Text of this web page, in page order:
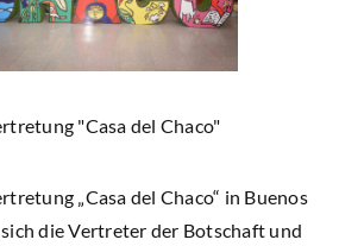
"Casa del Chaco"
„Casa del Chaco“ in Buenos
die Vertreter der Botschaft und